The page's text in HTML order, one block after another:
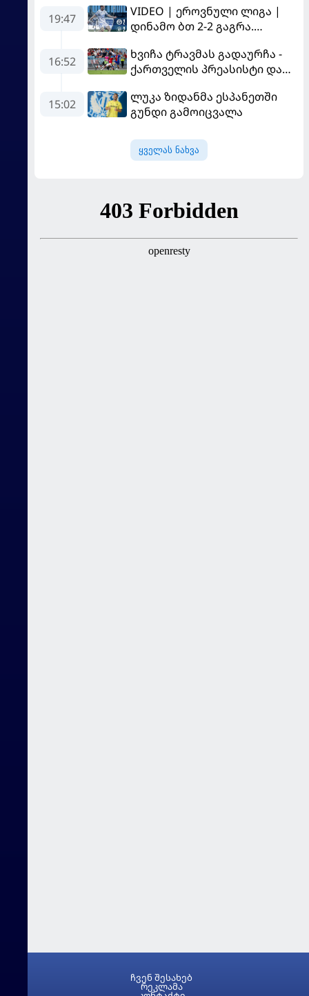
19:47
VIDEO | ეროვნული ლიგა |
დინამო ბთ 2-2 გაგრა.
16:52
ხვიჩა ტრავმას გადაურჩა -
ქართველის პრეასისტი და
იუნაიტედთან"
15:02
ლუკა ზიდანმა ესპანეთში
გუნდი გამოიცვალა
ყველას ნახვა
ჩვენ შესახებ
რეკლამა